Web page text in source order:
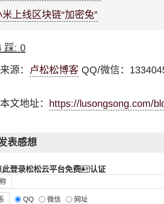
米上线区块链“加密兔”
踩: 0
来源： 卢松松博客 QQ/微信：
本文地址： https://lusongsong.com/
表感想
此登录松松云平台免费 认证
QQ 微信 网址